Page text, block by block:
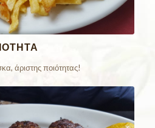
άριστης ποιότητας!